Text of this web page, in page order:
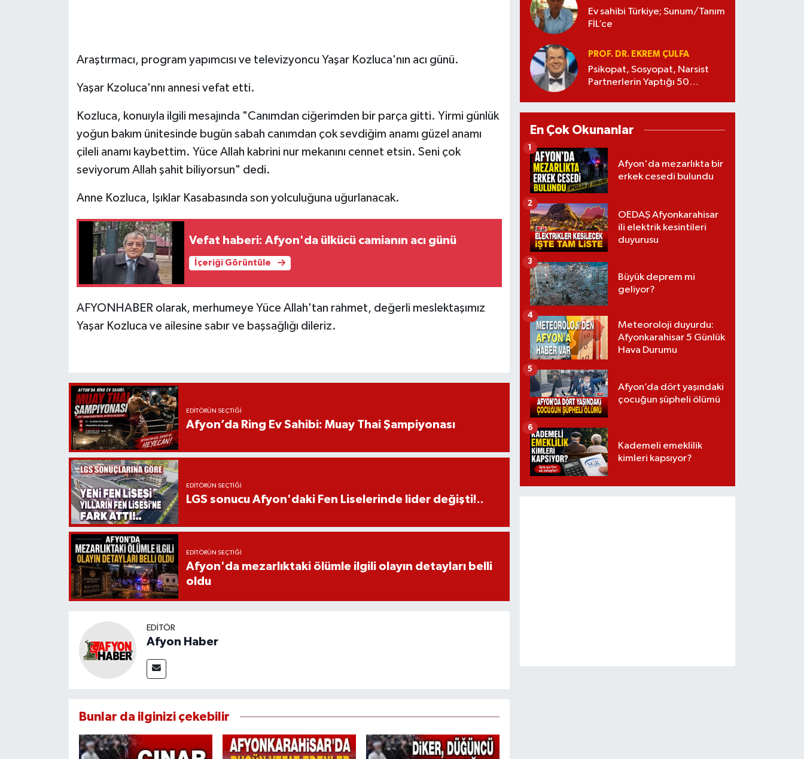
Araştırmacı, program yapımcısı ve televizyoncu Yaşar Kozluca'nın acı günü.
Yaşar Kzoluca'nnı annesi vefat etti.
Kozluca, konuıyla ilgili mesajında "Canımdan ciğerimden bir parça gitti. Yirmi günlük
yoğun bakım ünitesinde bugün sabah canımdan çok sevdiğim anamı güzel anamı
çileli anamı kaybettim. Yüce Allah kabrini nur mekanını cennet etsin. Seni çok
seviyorum Allah şahit biliyorsun" dedi.
Anne Kozluca, Işıklar Kasabasında son yolculuğuna uğurlanacak.
Vefat haberi: Afyon'da ülkücü camianın acı günü
İçeriği Görüntüle
AFYONHABER olarak, merhumeye Yüce Allah'tan rahmet, değerli meslektaşımız
Yaşar Kozluca ve ailesine sabır ve başsağlığı dileriz.
EDITÖRÜN SEÇTIĞI
Afyon’da Ring Ev Sahibi: Muay Thai Şampiyonası
EDITÖRÜN SEÇTIĞI
LGS sonucu Afyon'daki Fen Liselerinde lider değişti!..
EDITÖRÜN SEÇTIĞI
Afyon'da mezarlıktaki ölümle ilgili olayın detayları belli
oldu
EDITÖR
Afyon Haber
Bunlar da ilginizi çekebilir
Ev sahibi Türkiye; Sunum/Tanım
FİL’ce
PROF. DR. EKREM ÇULFA
Psikopat, Sosyopat, Narsist
Partnerlerin Yaptığı 50
En Çok Okunanlar
Afyon'da mezarlıkta bir
erkek cesedi bulundu
1
OEDAŞ Afyonkarahisar
ili elektrik kesintileri
duyurusu
2
Büyük deprem mi
geliyor?
3
Meteoroloji duyurdu:
Afyonkarahisar 5 Günlük
Hava Durumu
4
Afyon’da dört yaşındaki
çocuğun şüpheli ölümü
5
Kademeli emeklilik
kimleri kapsıyor?
6